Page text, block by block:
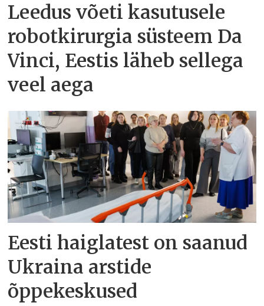
Leedus võeti kasutusele
robotkirurgia süsteem Da
Vinci, Eestis läheb sellega
veel aega
Eesti haiglatest on saanud
Ukraina arstide
õppekeskused